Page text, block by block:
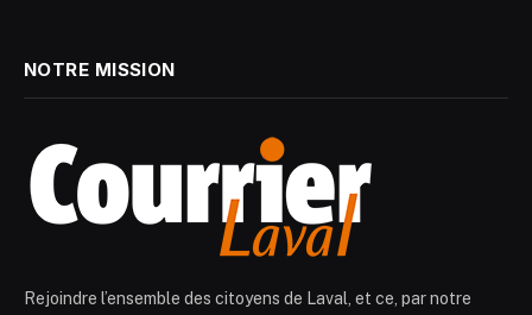
NOTRE MISSION
Rejoindre l’ensemble des citoyens de Laval, et ce, par notre